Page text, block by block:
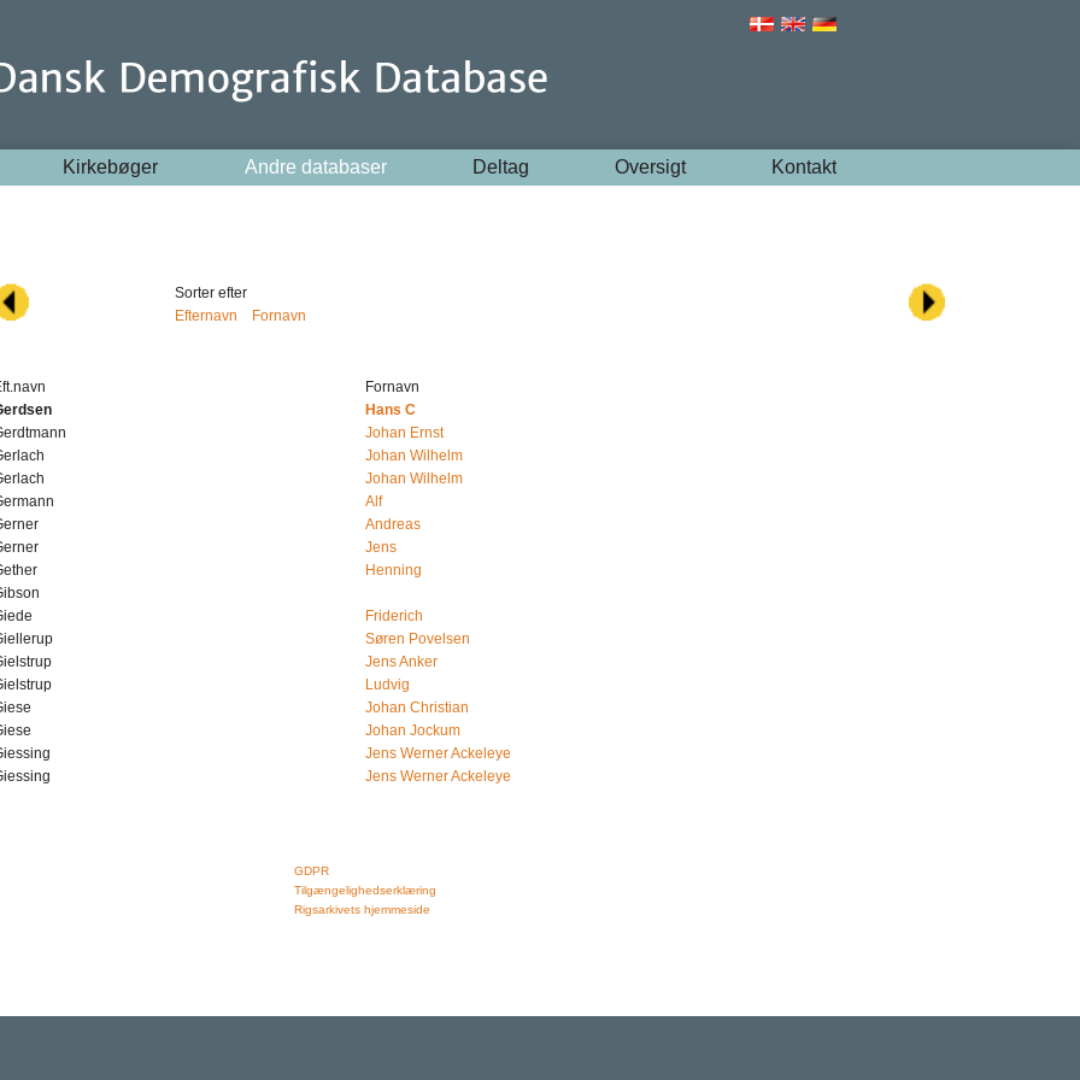
Kirkebøger Andre databaser Deltag Oversigt Kontakt
Sorter efter
Efternavn
Fornavn
Fornavn
Hans C
Johan Ernst
Johan Wilhelm
Johan Wilhelm
Alf
Andreas
Jens
Henning
Friderich
Søren Povelsen
Jens Anker
Ludvig
Johan Christian
Johan Jockum
Jens Werner Ackeleye
Jens Werner Ackeleye
GDPR
Tilgængelighedserklæring
Rigsarkivets hjemmeside